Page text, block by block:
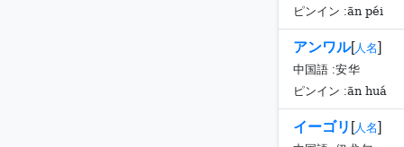
ピンイン :ān péi
アンワル[人名]
中国語 :安华
ピンイン :ān huá
イーゴリ [人名]